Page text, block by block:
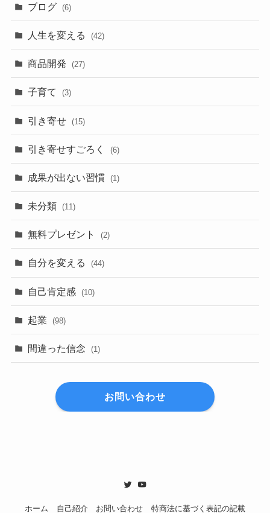
ブログ (6)
人生を変える (42)
商品開発 (27)
子育て (3)
引き寄せ (15)
引き寄せすごろく (6)
成果が出ない習慣 (1)
未分類 (11)
無料プレゼント (2)
自分を変える (44)
自己肯定感 (10)
起業 (98)
間違った信念 (1)
お問い合わせ
ホーム 自己紹介 お問い合わせ 特商法に基づく表記の記載